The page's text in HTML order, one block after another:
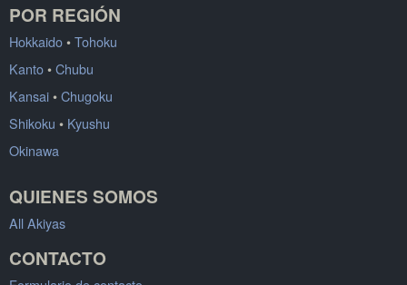
POR REGIÓN
Hokkaido•Tohoku
Kanto•Chubu
Kansai•Chugoku
Shikoku • Kyushu
Okinawa
QUIENES SOMOS
All Akiyas
CONTACTO